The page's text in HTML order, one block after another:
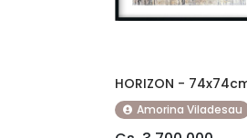
HORIZON -
Amorina Viladesau